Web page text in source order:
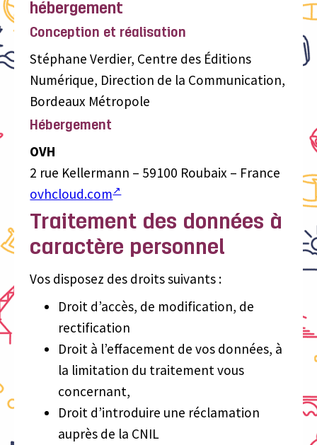
hébergement
Conception et réalisation
Stéphane Verdier, Centre des Éditions
Numérique, Direction de la Communication,
Bordeaux Métropole
Hébergement
OVH
2 rue Kellermann – 59100 Roubaix – France
ovhcloud.com
Traitement des données à
caractère personnel
Vos disposez des droits suivants :
Droit d’accès, de modification, de
rectification
Droit à l’effacement de vos données, à
la limitation du traitement vous
concernant,
Droit d’introduire une réclamation
auprès de la CNIL